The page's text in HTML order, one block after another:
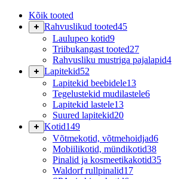
Kõik tooted
Rahvuslikud tooted45
Laulupeo kotid9
Triibukangast tooted27
Rahvusliku mustriga pajalapid4
Lapitekid52
Lapitekid beebidele13
Tegelustekid mudilastele6
Lapitekid lastele13
Suured lapitekid20
Kotid149
Võtmekotid, võtmehoidjad6
Mobiilikotid, mündikotid38
Pinalid ja kosmeetikakotid35
Waldorf rullpinalid17